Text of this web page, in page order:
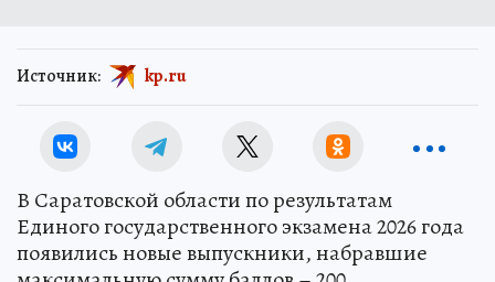
Источник: kp.ru
В Саратовской области по результатам
Единого государственного экзамена 2026 года
появились новые выпускники, набравшие